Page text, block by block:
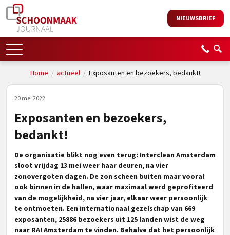
NIEUWSBRIEF
Home / actueel/ Exposanten en bezoekers, bedankt!
20 mei 2022
Exposanten en bezoekers,
bedankt!
De organisatie blikt nog even terug: Interclean Amsterdam
sloot vrijdag 13 mei weer haar deuren, na vier
zonovergoten dagen. De zon scheen buiten maar vooral
ook binnen in de hallen, waar maximaal werd geprofiteerd
van de mogelijkheid, na vier jaar, elkaar weer persoonlijk
te ontmoeten. Een internationaal gezelschap van 669
exposanten, 25886 bezoekers uit 125 landen wist de weg
naar RAI Amsterdam te vinden. Behalve dat het persoonlijk